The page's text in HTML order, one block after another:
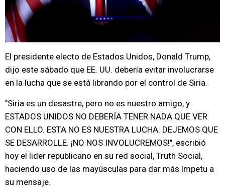
El presidente electo de Estados Unidos, Donald Trump,
dijo este sábado que EE. UU. debería evitar involucrarse
en la lucha que se está librando por el control de Siria.
"Siria es un desastre, pero no es nuestro amigo, y
ESTADOS UNIDOS NO DEBERÍA TENER NADA QUE VER
CON ELLO. ESTA NO ES NUESTRA LUCHA. DEJEMOS QUE
SE DESARROLLE. ¡NO NOS INVOLUCREMOS!", escribió
hoy el lider republicano en su red social, Truth Social,
haciendo uso de las mayúsculas para dar más ímpetu a
su mensaje.